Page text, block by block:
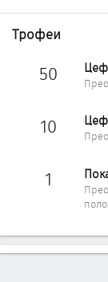
Трофеи
50
10
1